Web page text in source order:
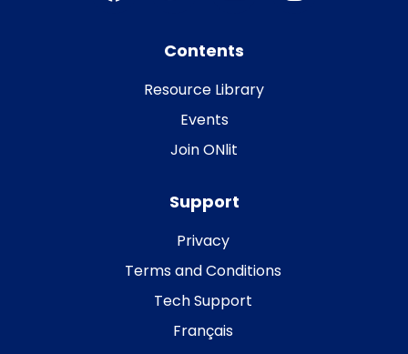
Contents
Resource Library
Events
Join ONlit
Support
Privacy
Terms and Conditions
Tech Support
Français